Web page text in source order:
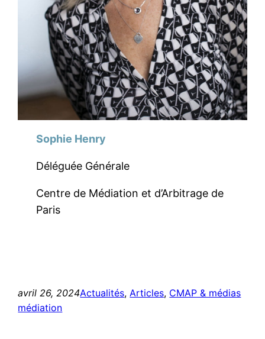
Sophie Henry
Déléguée Générale
Centre de Médiation et d’Arbitrage de
Paris
avril 26, 2024Actualités, Articles, CMAP & médias
médiation